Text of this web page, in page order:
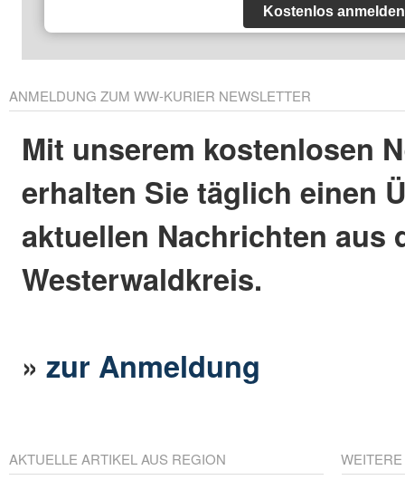
Kostenlos anmelden
ANMELDUNG ZUM WW-KURIER NEWSLETTER
Mit unserem kostenlosen
erhalten Sie täglich einen
aktuellen Nachrichten aus
Westerwaldkreis.
»zur Anmeldung
AKTUELLE ARTIKEL AUS REGION